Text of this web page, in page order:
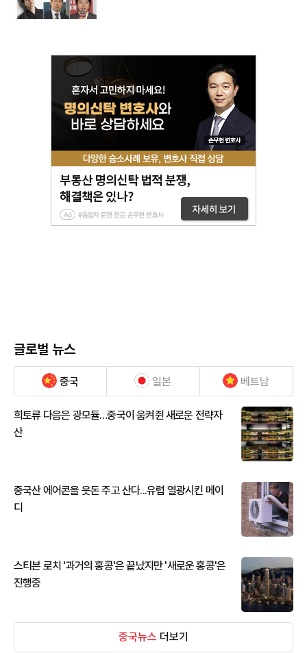
글로벌 뉴스
중국 일본 베트남
희토류 다음은 광모듈…중국이 움켜쥔 새로운 전략자
산
중국산 에어콘을 웃돈 주고 산다...유럽 열광시킨 메이
디
스티븐 로치 '과거의 홍콩'은 끝났지만 '새로운 홍콩'은
진행중
중국뉴스 더보기